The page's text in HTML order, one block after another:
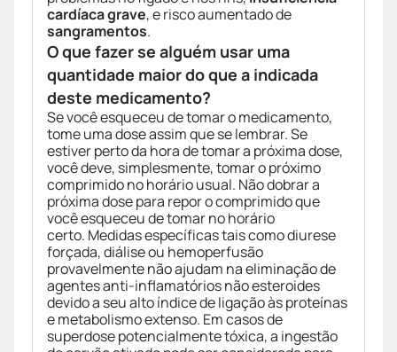
cardíaca grave, e risco aumentado de
sangramentos.
O que fazer se alguém usar uma
quantidade maior do que a indicada
deste medicamento?
Se você esqueceu de tomar o medicamento,
tome uma dose assim que se lembrar. Se
estiver perto da hora de tomar a próxima dose,
você deve, simplesmente, tomar o próximo
comprimido no horário usual. Não dobrar a
próxima dose para repor o comprimido que
você esqueceu de tomar no horário
certo. Medidas específicas tais como diurese
forçada, diálise ou hemoperfusão
provavelmente não ajudam na eliminação de
agentes anti-inflamatórios não esteroides
devido a seu alto índice de ligação às proteínas
e metabolismo extenso. Em casos de
superdose potencialmente tóxica, a ingestão